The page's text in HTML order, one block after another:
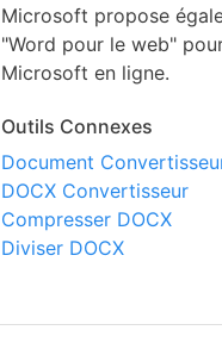
Microsoft propose
"Word pour le web"
Microsoft en ligne.
Outils Connexes
Document
DOCX Convertisseur
Compresser DOCX
Diviser DOCX